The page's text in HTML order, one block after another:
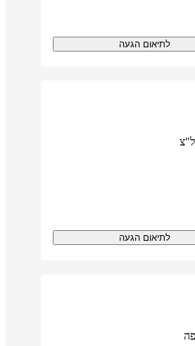
לתיאום הגעה
לתיאום הגעה